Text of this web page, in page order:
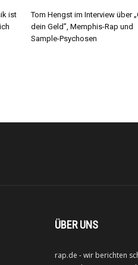
ist
Tom Hengst im Interview über
dein Geld”, Memphis-Rap und
Sample-Psychosen
ÜBER UNS
rap.de - wir berichten